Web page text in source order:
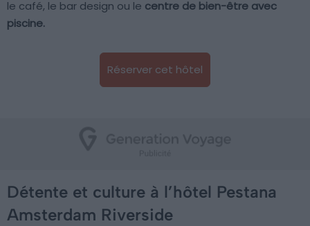
le café, le bar design ou le centre de bien-être avec
piscine.
Réserver cet hôtel
Détente et culture à l’hôtel Pestana
Amsterdam Riverside